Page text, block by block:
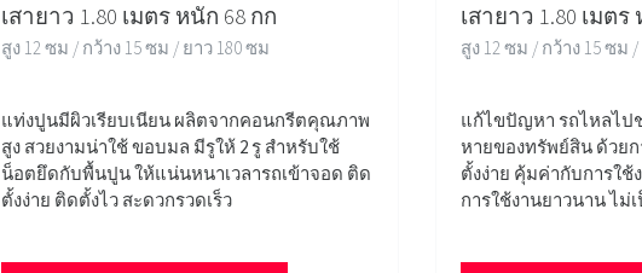
เสายาว 1.80 เมตร หนัก 68 กก
สูง 12 ซม / กว้าง 15 ซม / ยาว 180 ซม
แท่งปูนมีผิวเรียบเนียน ผลิตจากคอนกรีตคุณภาพ
สูง สวยงามน่าใช้ ขอบมล มีรูให้ 2 รู สำหรับใช้
น็อตยึดกับพื้นปูน ให้แน่นหนาเวลารถเข้าจอด ติด
ตั้งง่าย ติดตั้งไว สะดวกรวดเร็ว
เสายาว 1.80 เมตร
สูง 12 ซม / กว้าง 15 ซม
แก้ไขปัญหา รถไหลไป
หายของทรัพย์สิน ด้วย
ตั้งง่าย คุ้มค่ากับการใช้
การใช้งานยาวนาน ไม่